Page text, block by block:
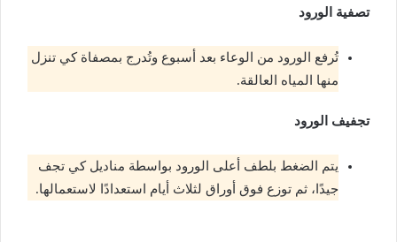
تصفية الورود
تُرفع الورود من الوعاء بعد أسبوع وتُدرج بمصفاة كي تنزل
منها المياه العالقة.
تجفيف الورود
يتم الضغط بلطف أعلى الورود بواسطة مناديل كي تجف
جيدًا، ثم توزع فوق أوراق لثلاث أيام استعدادًا لاستعمالها.